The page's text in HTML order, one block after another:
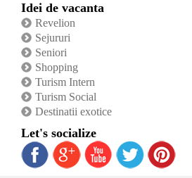
Idei de vacanta
Revelion
Sejururi
Seniori
Shopping
Turism Intern
Turism Social
Destinatii exotice
Let's socialize